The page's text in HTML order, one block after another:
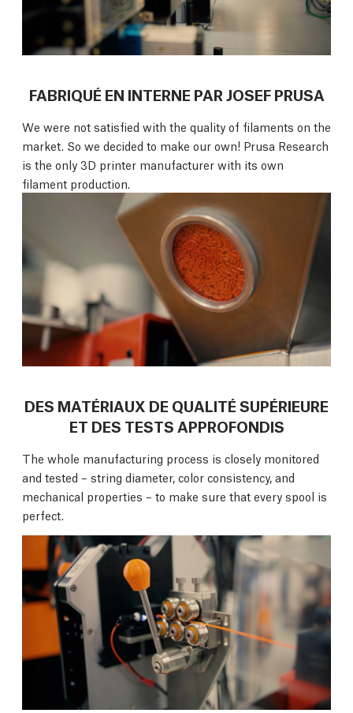
FABRIQUÉ EN INTERNE PAR JOSEF PRUSA
We were not satisfied with the quality of filaments on the
market. So we decided to make our own! Prusa Research
is the only 3D printer manufacturer with its own
filament production.
DES MATÉRIAUX DE QUALITÉ SUPÉRIEURE
ET DES TESTS APPROFONDIS
The whole manufacturing process is closely monitored
and tested – string diameter, color consistency, and
mechanical properties – to make sure that every spool is
perfect.